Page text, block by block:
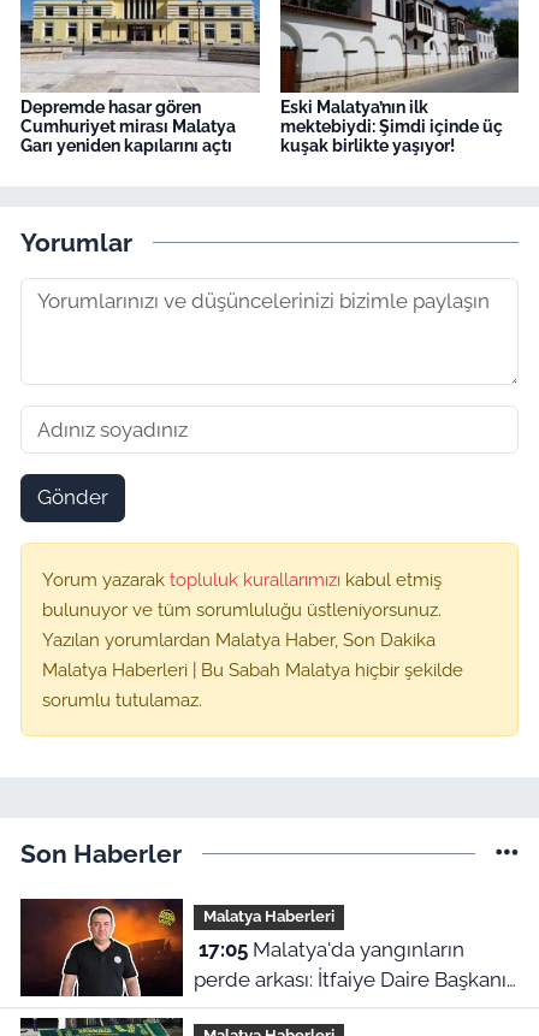
Depremde hasar gören
Cumhuriyet mirası Malatya
Garı yeniden kapılarını açtı
Eski Malatya’nın ilk
mektebiydi: Şimdi içinde üç
kuşak birlikte yaşıyor!
Yorumlar
Gönder
Yorum yazarak topluluk kurallarımızı kabul etmiş
bulunuyor ve tüm sorumluluğu üstleniyorsunuz.
Yazılan yorumlardan Malatya Haber, Son Dakika
Malatya Haberleri | Bu Sabah Malatya hiçbir şekilde
sorumlu tutulamaz.
Son Haberler
Malatya Haberleri
17:05Malatya'da yangınların
perde arkası: İtfaiye Daire Başkanı
en büyük hatayı açıkladı